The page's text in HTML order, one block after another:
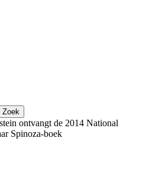
ontvangt de 2014 National
Spinoza-boek